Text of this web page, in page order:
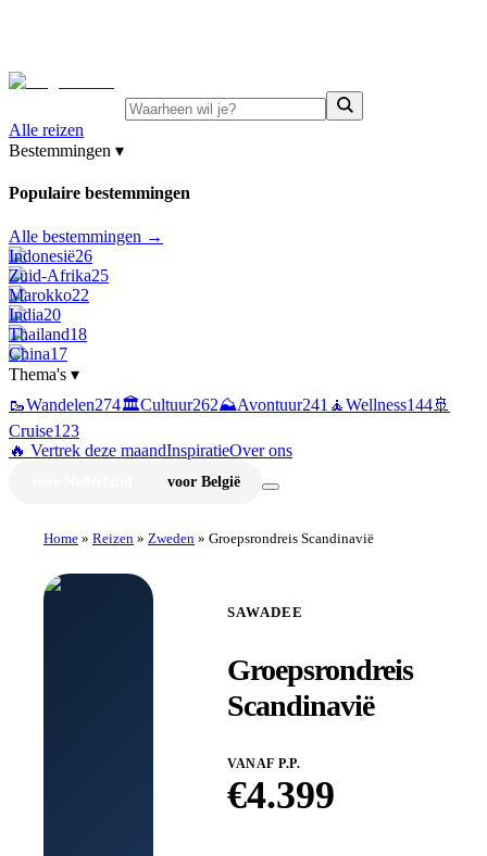
Alle reizen
Bestemmingen ▾
Populaire bestemmingen
Alle bestemmingen →
Indonesië26
Zuid-Afrika25
Marokko22
India20
Thailand18
China17
Thema's ▾
🥾Wandelen274🏛️Cultuur262⛰️Avontuur241 🧘Wellness144🚢
Cruise123
🔥 Vertrek deze maandInspiratieOver ons
voor België
Home » Reizen » Zweden » Groepsrondreis Scandinavië
SAWADEE
Groepsrondreis
Scandinavië
VANAF P.P.
€4.399